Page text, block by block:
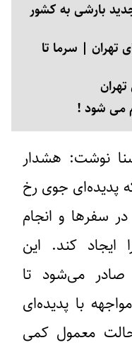
بارشی به کشور
| سرما تا
می شود !
نوشت: هشدار
پدیده‌ای جوی رخ
سفرها و انجام
ایجاد کند. این
صادر می‌شود تا
با پدیده‌ای
معمول کمی